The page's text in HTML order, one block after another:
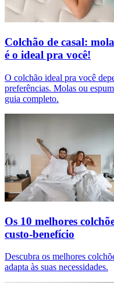
Colchão de casal:
é o ideal pra você!
O colchão ideal pra você
preferências. Molas ou
guia completo.
Os 10 melhores
custo-benefício
Descubra os melhores
adapta às suas necessidades.